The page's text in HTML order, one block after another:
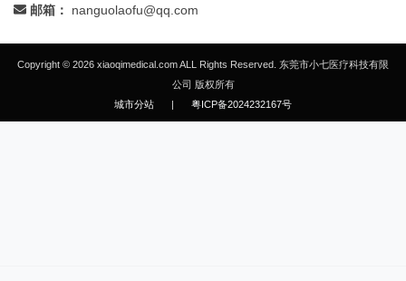
邮箱：
nanguolaofu@qq.com
Copyright © 2026 xiaoqimedical.com ALL Rights Reserved. 东莞市小七医疗科技有限
公司 版权所有
城市分站
| 粤ICP备2024232167号